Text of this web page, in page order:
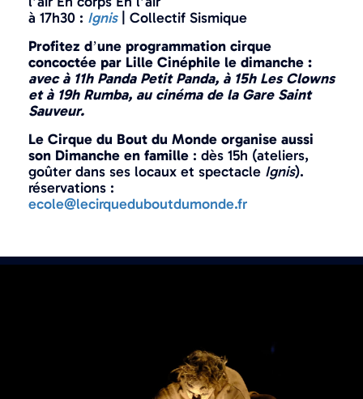
à 17h30 : Ignis
| Collectif Sismique
Profitez d’une programmation cirque
concoctée par Lille Cinéphile le dimanche :
avec à 11h Panda Petit Panda, à 15h Les Clowns
et à 19h Rumba, au cinéma de la Gare Saint
Sauveur.
Le Cirque du Bout du Monde organise aussi
son Dimanche en famille : dès 15h (ateliers,
goûter dans ses locaux et spectacle Ignis).
réservations :
ecole@lecirqueduboutdumonde.fr